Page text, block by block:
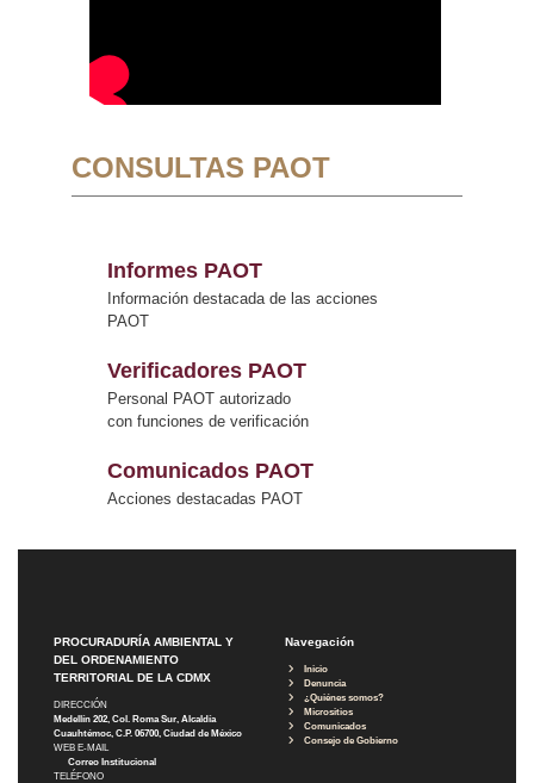
CONSULTAS PAOT
Informes PAOT
Información destacada de las acciones
PAOT
Verificadores PAOT
Personal PAOT autorizado
con funciones de verificación
Comunicados PAOT
Acciones destacadas PAOT
PROCURADURÍA AMBIENTAL Y
DEL ORDENAMIENTO
TERRITORIAL DE LA CDMX
DIRECCIÓN
Medellín 202, Col. Roma Sur, Alcaldía
Cuauhtémoc, C.P. 06700, Ciudad de México
WEB E-MAIL
Correo Institucional
TELÉFONO
Navegación
Inicio
Denuncia
¿Quiénes somos?
Micrositios
Comunicados
Consejo de Gobierno